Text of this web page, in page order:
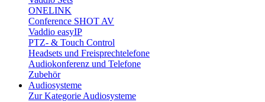
ONELINK
Conference SHOT AV
Vaddio easyIP
PTZ- & Touch Control
Headsets und Freisprechtelefone
Audiokonferenz und Telefone
Zubehör
Audiosysteme
Zur Kategorie Audiosysteme